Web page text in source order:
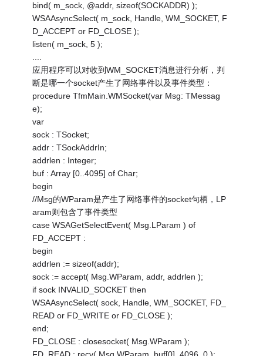
bind( m_sock, @addr, sizeof(SOCKADDR) );
WSAAsyncSelect( m_sock, Handle, WM_SOCKET, F
D_ACCEPT or FD_CLOSE );
listen( m_sock, 5 );
....
应用程序可以对收到WM_SOCKET消息进行分析，判
断是哪一个socket产生了网络事件以及事件类型：
procedure TfmMain.WMSocket(var Msg: TMessag
e);
var
sock : TSocket;
addr : TSockAddrIn;
addrlen : Integer;
buf : Array [0..4095] of Char;
begin
//Msg的WParam是产生了网络事件的socket句柄，LP
aram则包含了事件类型
case WSAGetSelectEvent( Msg.LParam ) of
FD_ACCEPT :
begin
addrlen := sizeof(addr);
sock := accept( Msg.WParam, addr, addrlen );
if sock INVALID_SOCKET then
WSAAsyncSelect( sock, Handle, WM_SOCKET, FD_
READ or FD_WRITE or FD_CLOSE );
end;
FD_CLOSE : closesocket( Msg.WParam );